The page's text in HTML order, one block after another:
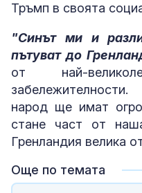
Тръмп в своята
"Синът ми и
пътуват до
от най-
народ ще имат
стане част от
Гренландия велика
Още по темата